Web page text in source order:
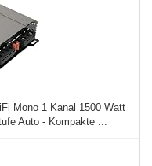
Mono 1 Kanal 1500 Watt
Auto - Kompakte ...